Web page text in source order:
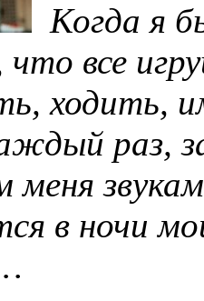
Когда я
что все
ходить,
раз,
в ночи